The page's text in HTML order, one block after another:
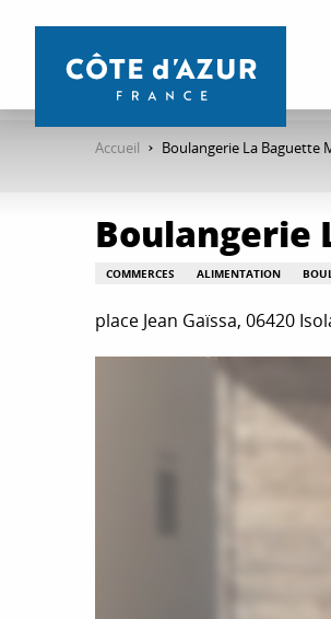
contenu
Accueil Boulangerie La Baguette
Boulangerie
COMMERCES ALIMENTATION
place Jean Gaïssa, 06420